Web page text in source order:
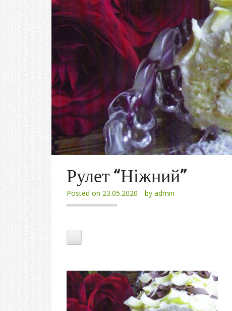
Рулет “Ніжний”
Posted on 23.05.2020 by admin